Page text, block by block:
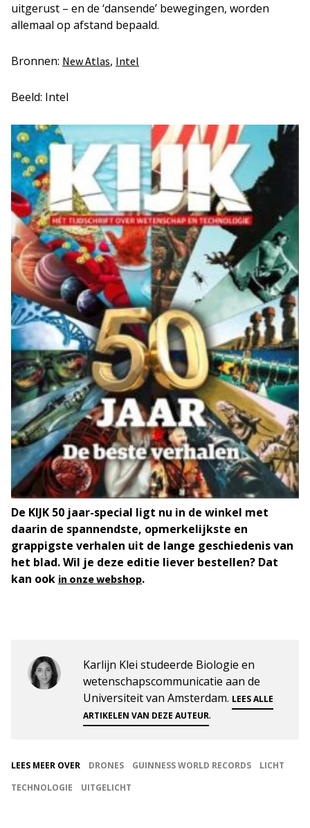
uitgerust – en de ‘dansende’ bewegingen, worden
allemaal op afstand bepaald.
Bronnen: New Atlas, Intel
Beeld: Intel
De KIJK 50 jaar-special ligt nu in de winkel met
daarin de spannendste, opmerkelijkste en
grappigste verhalen uit de lange geschiedenis van
het blad. Wil je deze editie liever bestellen? Dat
kan ook in onze webshop.
Karlijn Klei studeerde Biologie en
wetenschapscommunicatie aan de
Universiteit van Amsterdam. LEES ALLE
ARTIKELEN VAN DEZE AUTEUR.
LEES MEER OVER DRONES GUINNESS WORLD RECORDS
LICHT
TECHNOLOGIE
UITGELICHT